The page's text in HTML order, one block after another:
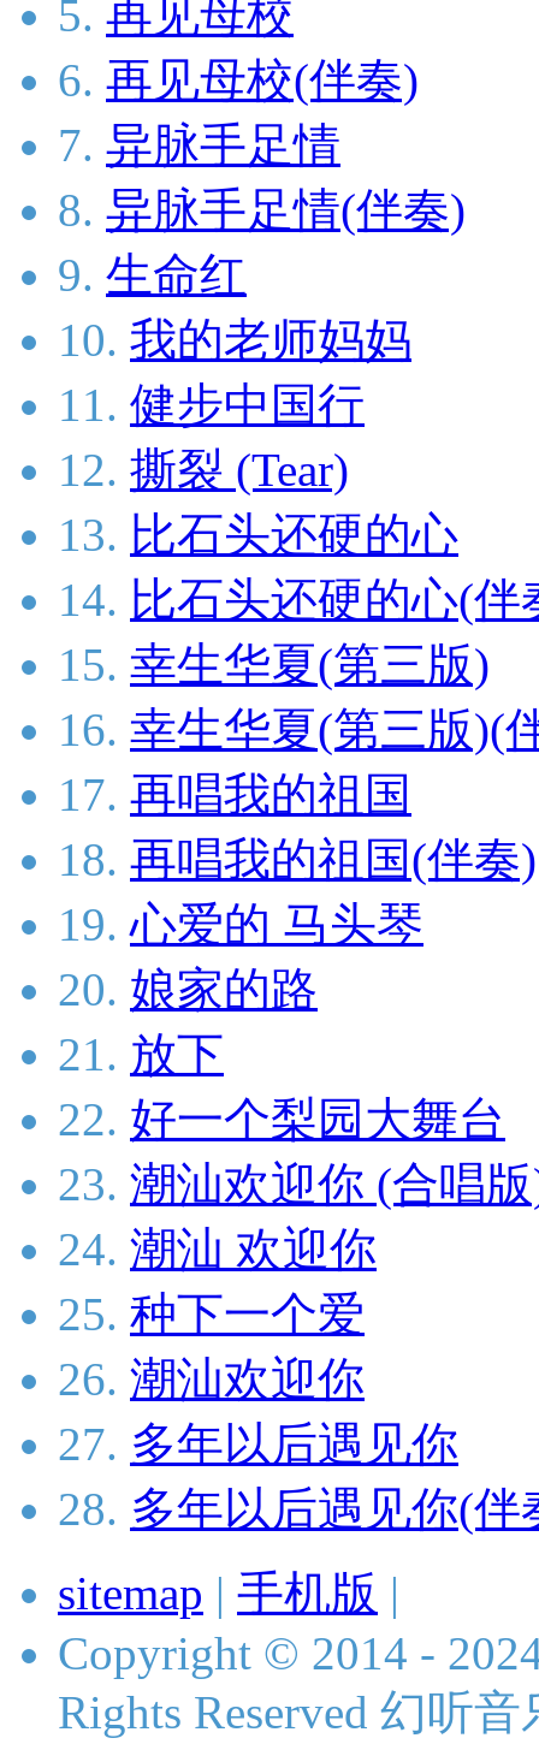
5. 再见母校
6. 再见母校(伴奏)
7. 异脉手足情
8. 异脉手足情(伴奏)
9. 生命红
10. 我的老师妈妈
11. 健步中国行
12. 撕裂 (Tear)
13. 比石头还硬的心
14. 比石头还硬的心(伴
15. 幸生华夏(第三版)
16. 幸生华夏(第三版)(
17. 再唱我的祖国
18. 再唱我的祖国(伴奏)
19. 心爱的 马头琴
20. 娘家的路
21. 放下
22. 好一个梨园大舞台
23. 潮汕欢迎你 (合唱
24. 潮汕 欢迎你
25. 种下一个爱
26. 潮汕欢迎你
27. 多年以后遇见你
28. 多年以后遇见你(伴
sitemap | 手机版 |
Copyright © 2014 -
Rights Reserved 幻听